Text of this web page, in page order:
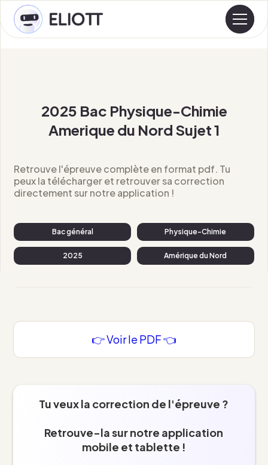
2025 Bac Physique-Chimie
Amerique du Nord Sujet 1
Retrouve l'épreuve complète en format pdf. Tu
peux la télécharger et retrouver sa correction
directement sur notre application !
Bac général Physique-Chimie
2025 Amérique du Nord
👉 Voir le PDF 👈
Tu veux la correction de l'épreuve ?
Retrouve-la sur notre application
mobile et tablette !